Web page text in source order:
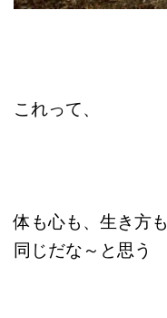
これって、
体も心も、生き方も
同じだな～と思う